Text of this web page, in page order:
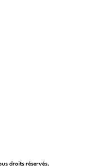
droits réservés.